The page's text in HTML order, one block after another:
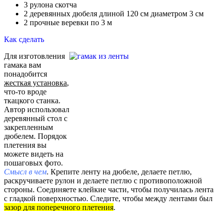
3 рулона скотча
2 деревянных дюбеля длиной 120 см диаметром 3 см
2 прочные веревки по 3 м
Как сделать
Для изготовления
гамака вам
понадобится
жесткая установка,
что-то вроде
ткацкого станка.
Автор использовал
деревянный стол с
закрепленным
дюбелем. Порядок
плетения вы
можете видеть на
пошаговых фото.
Смысл в чем. Крепите ленту на дюбеле, делаете петлю,
раскручиваете рулон и делаете петлю с противоположной
стороны. Соединяете клейкие части, чтобы получилась лента
с гладкой поверхностью. Следите, чтобы между лентами был
зазор для поперечного плетения.